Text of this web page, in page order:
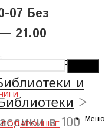
07 Без
21.00
Вход|Регистрация
Меню
и
>
в 100